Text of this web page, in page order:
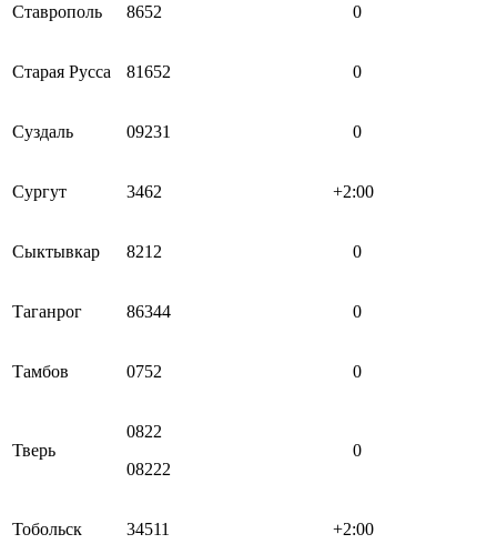
Ставрополь 8652 0
Старая Русса 81652 0
Суздаль 09231 0
Сургут 3462 +2:00
Сыктывкар 8212 0
Таганрог 86344 0
Тамбов 0752 0
Тверь
0822
08222
0
Тобольск 34511 +2:00